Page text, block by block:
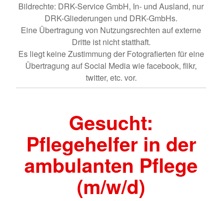
Bildrechte: DRK-Service GmbH, In- und Ausland, nur
DRK-Gliederungen und DRK-GmbHs.
Eine Übertragung von Nutzungsrechten auf externe
Dritte ist nicht statthaft.
Es liegt keine Zustimmung der Fotografierten für eine
Übertragung auf Social Media wie facebook, flikr,
twitter, etc. vor.
Gesucht:
Pflegehelfer in der
ambulanten Pflege
(m/w/d)